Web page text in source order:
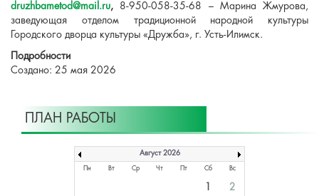
druzhbametod@mail.ru, 8-950-058-35-68 – Марина Жмурова,
заведующая отделом традиционной народной культуры
Городского дворца культуры «Дружба», г. Усть-Илимск.
Подробности
Создано: 25 мая 2026
ПЛАН РАБОТЫ
Август 2026
Пн Вт Ср Чт Пт Сб Вс
1
2